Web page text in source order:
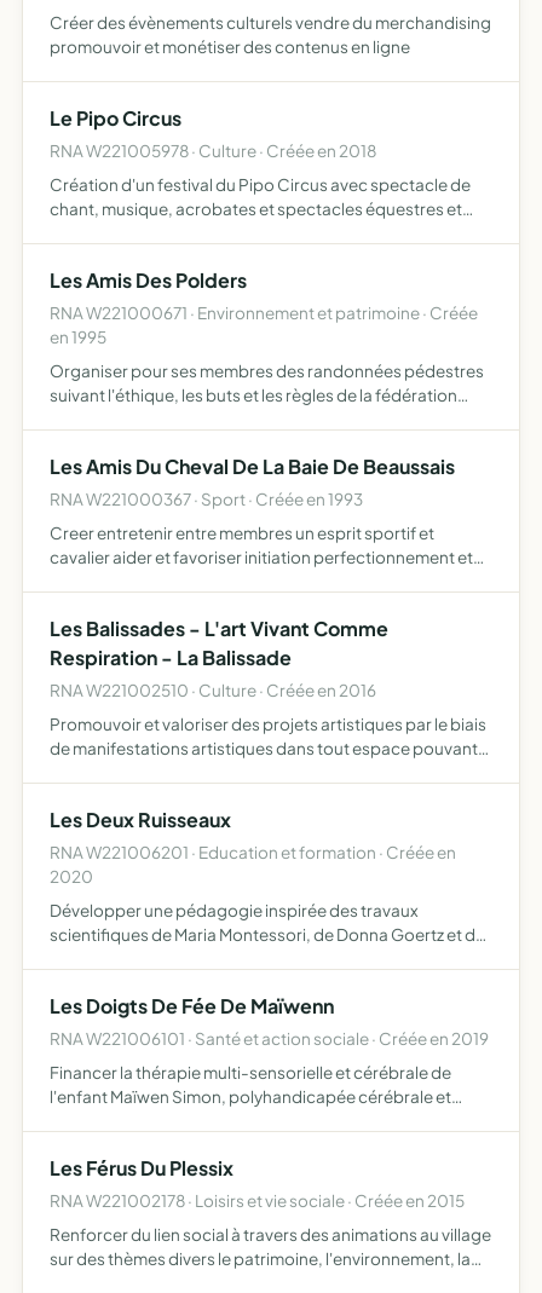
Créer des évènements culturels vendre du merchandising
promouvoir et monétiser des contenus en ligne
Le Pipo Circus
RNA W221005978 · Culture · Créée en 2018
Création d'un festival du Pipo Circus avec spectacle de
chant, musique, acrobates et spectacles équestres et
buvette,…
Les Amis Des Polders
RNA W221000671 · Environnement et patrimoine · Créée
en 1995
Organiser pour ses membres des randonnées pédestres
suivant l'éthique, les buts et les règles de la fédération
aux…
Les Amis Du Cheval De La Baie De Beaussais
RNA W221000367 · Sport · Créée en 1993
Creer entretenir entre membres un esprit sportif et
cavalier aider et favoriser initiation perfectionnement et
Les Balissades - L'art Vivant Comme
Respiration - La Balissade
RNA W221002510 · Culture · Créée en 2016
Promouvoir et valoriser des projets artistiques par le biais
de manifestations artistiques dans tout espace pouvant
Les Deux Ruisseaux
RNA W221006201 · Education et formation · Créée en
2020
Développer une pédagogie inspirée des travaux
scientifiques de Maria Montessori, de Donna Goertz et de
à 16 ans, de faire co…
Les Doigts De Fée De Maïwenn
RNA W221006101 · Santé et action sociale · Créée en 2019
Financer la thérapie multi-sensorielle et cérébrale de
l'enfant Maïwen Simon, polyhandicapée cérébrale et
d'améliorer…
Les Férus Du Plessix
RNA W221002178 · Loisirs et vie sociale · Créée en 2015
Renforcer du lien social à travers des animations au village
sur des thèmes divers le patrimoine, l'environnement, la